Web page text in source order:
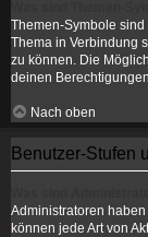
Themen-Symbole
Thema in Verbindung
zu können. Die
deinen
Nach oben
Benutzer-Stufen
Administratoren
können jede Art von